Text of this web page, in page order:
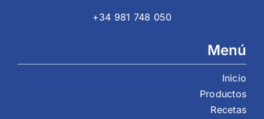
+34 981 748 050
Menú
Inicio
Productos
Recetas